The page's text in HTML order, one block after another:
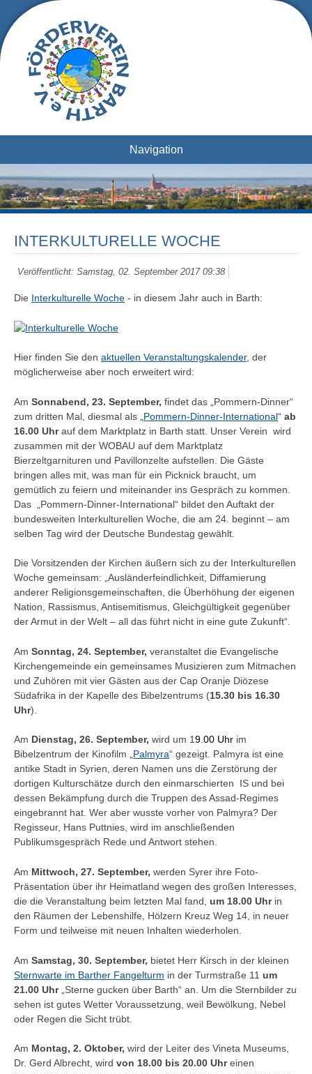
Navigation
INTERKULTURELLE WOCHE
Veröffentlicht: Samstag, 02. September 2017 09:38
Die Interkulturelle Woche - in diesem Jahr auch in Barth:
Hier finden Sie den aktuellen Veranstaltungskalender, der
möglicherweise aber noch erweitert wird:
Am Sonnabend, 23. September, findet das „Pommern-Dinner“
zum dritten Mal, diesmal als „ Pommern-Dinner-International“ ab
16.00 Uhrauf dem Marktplatz in Barth statt. Unser Verein wird
zusammen mit der WOBAU auf dem Marktplatz
Bierzeltgarnituren und Pavillonzelte aufstellen. Die Gäste
bringen alles mit, was man für ein Picknick braucht, um
gemütlich zu feiern und miteinander ins Gespräch zu kommen.
Das „Pommern-Dinner-International“ bildet den Auftakt der
bundesweiten Interkulturellen Woche, die am 24. beginnt – am
selben Tag wird der Deutsche Bundestag gewählt.
Die Vorsitzenden der Kirchen äußern sich zu der Interkulturellen
Woche gemeinsam: „Ausländerfeindlichkeit, Diffamierung
anderer Religionsgemeinschaften, die Überhöhung der eigenen
Nation, Rassismus, Antisemitismus, Gleichgültigkeit gegenüber
der Armut in der Welt – all das führt nicht in eine gute Zukunft“.
Am Sonntag, 24. September, veranstaltet die Evangelische
Kirchengemeinde ein gemeinsames Musizieren zum Mitmachen
und Zuhören mit vier Gästen aus der Cap Oranje Diözese
Südafrika in der Kapelle des Bibelzentrums (15.30 bis 16.30
Uhr).
Am Dienstag, 26. September, wird um 19.00 Uhr im
Bibelzentrum der Kinofilm „Palmyra“ gezeigt. Palmyra ist eine
antike Stadt in Syrien, deren Namen uns die Zerstörung der
dortigen Kulturschätze durch den einmarschierten IS und bei
dessen Bekämpfung durch die Truppen des Assad-Regimes
eingebrannt hat. Wer aber wusste vorher von Palmyra? Der
Regisseur, Hans Puttnies, wird im anschließenden
Publikumsgespräch Rede und Antwort stehen.
Am Mittwoch, 27. September, werden Syrer ihre Foto-
Präsentation über ihr Heimatland wegen des großen Interesses,
die die Veranstaltung beim letzten Mal fand, um 18.00 Uhrin
den Räumen der Lebenshilfe, Hölzern Kreuz Weg 14, in neuer
Form und teilweise mit neuen Inhalten wiederholen.
Am Samstag, 30. September, bietet Herr Kirsch in der kleinen
Sternwarte im Barther Fangelturm in der Turmstraße 11 um
21.00 Uhr„Sterne gucken über Barth“ an. Um die Sternbilder zu
sehen ist gutes Wetter Voraussetzung, weil Bewölkung, Nebel
oder Regen die Sicht trübt.
Am Montag, 2. Oktober, wird der Leiter des Vineta Museums,
Dr. Gerd Albrecht, wird von 18.00 bis 20.00 Uhreinen